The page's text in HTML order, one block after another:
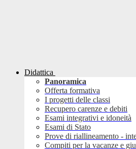
Didattica
Panoramica
Offerta formativa
I progetti delle classi
Recupero carenze e debiti
Esami integrativi e idoneità
Esami di Stato
Prove di riallineamento -
Compiti per la vacanze e